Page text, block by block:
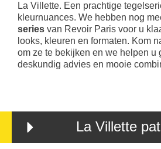
La Villette. Een prachtige
kleurnuances. We hebben nog
series van Revoir Paris voor u
looks, kleuren en formaten. Kom
om ze te bekijken en we helpen u
deskundig advies en mooie
La Villette